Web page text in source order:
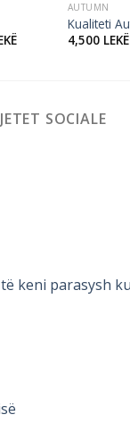
AUTUMN
Kualiteti
4,500 LEKË
SOCIALE
keni parasysh